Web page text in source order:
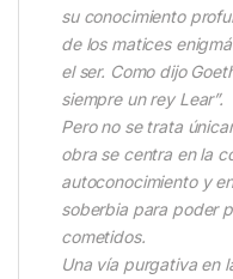
su conocimiento
de los matices
el ser. Como dijo
siempre un rey Lear”.
Pero no se trata
obra se centra en la
autoconocimiento y
soberbia para poder
cometidos.
Una vía purgativa en